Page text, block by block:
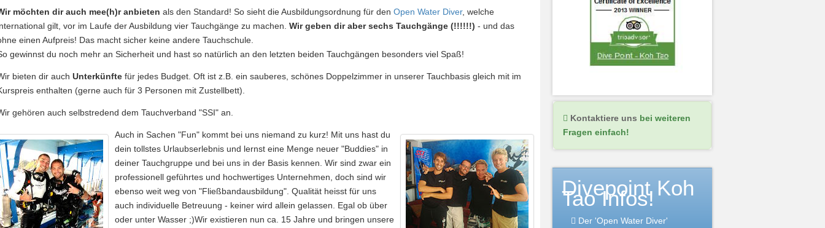
möchten dir auch mee(h)r anbieten als den Standard! So sieht die Ausbildungsordnung für den Open Water Diver, welche
gilt, vor im Laufe der Ausbildung vier Tauchgänge zu machen. Wir geben dir aber sechs Tauchgänge (!!!!!!) - und das
einen Aufpreis! Das macht sicher keine andere Tauchschule.
gewinnst du noch mehr an Sicherheit und hast so natürlich an den letzten beiden Tauchgängen besonders viel Spaß!
bieten dir auch Unterkünfte für jedes Budget. Oft ist z.B. ein sauberes, schönes Doppelzimmer in unserer Tauchbasis gleich mit im
enthalten (gerne auch für 3 Personen mit Zustellbett).
gehören auch selbstredend dem Tauchverband "SSI" an.
Auch in Sachen "Fun" kommt bei uns niemand zu kurz! Mit uns hast du
dein tollstes Urlaubserlebnis und lernst eine Menge neuer "Buddies" in
deiner Tauchgruppe und bei uns in der Basis kennen. Wir sind zwar ein
professionell geführtes und hochwertiges Unternehmen, doch sind wir
ebenso weit weg von "Fließbandausbildung". Qualität heisst für uns
auch individuelle Betreuung - keiner wird allein gelassen. Egal ob über
oder unter Wasser ;)Wir existieren nun ca. 15 Jahre und bringen unsere
Kontaktiere uns bei weiteren
Fragen einfach!
Divepoint Koh
Tao Infos!
Der 'Open Water Diver'